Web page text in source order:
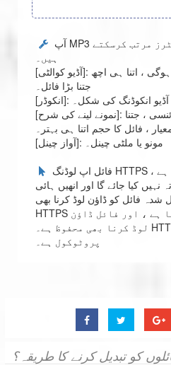
ہیں۔
[آڈیو کوالٹی]: قدر جتنی زیادہ ہوگی ، اتنا ہی اچھ andا معیار اور
جتنا بڑا فائل۔
[انکوڈر]: آڈیو انکوڈنگ کی شکل۔
[نمونے لینے کی شرح]: آواز کے نمونے لینے کی فریکوئنسی ، جتنا
، فائل کا حجم اتنا ہی بہتر۔
[آواز چینل]: مونو یا ملٹی چینل۔
کیا جائے گا اور انھیں ہائی
شدہ فائل کو ڈاؤن لوڈ کرنا بھی
HTTPS پروٹوکول کا استعمال کرتا ہے ، اور فائل ڈاؤن
لوڈ کرنا بھی محفوظ ہے۔ HTTPS ایک مرموز ٹرانسپورٹ
پروٹوکول ہے۔
کو تبدیل کرنے کا طریقہ؟